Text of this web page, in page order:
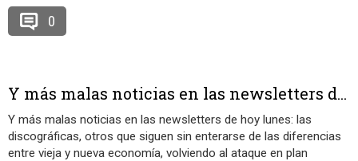
0
Y más malas noticias en las newsletters d...
Y más malas noticias en las newsletters de hoy lunes: las
discográficas, otros que siguen sin enterarse de las diferencias
entre vieja y nueva economía, volviendo al ataque en plan